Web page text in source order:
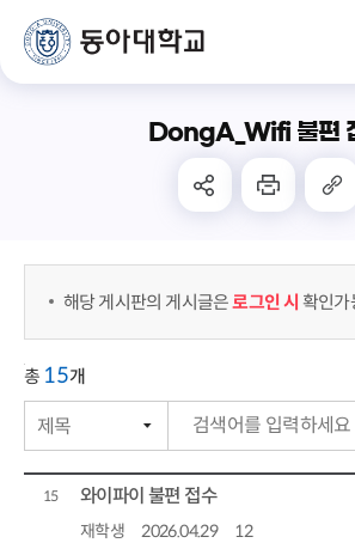
DongA_Wifi 불편
해당 게시판의 게시글은로그인 시 확인가
총 15개
번호
제목
작성자
작성일자
15 와이파이 불편 접수
재학생 2026.04.29 12